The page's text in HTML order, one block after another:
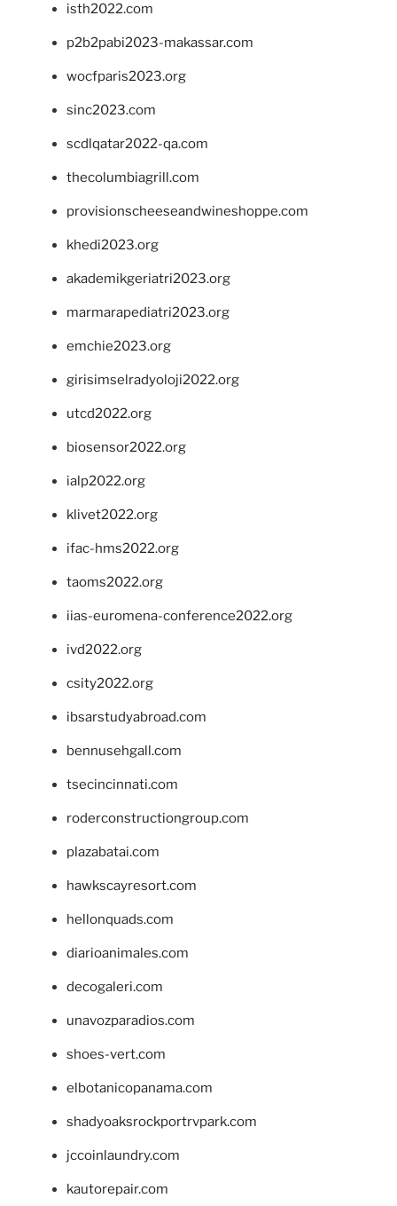
isth2022.com
p2b2pabi2023-makassar.com
wocfparis2023.org
sinc2023.com
scdlqatar2022-qa.com
thecolumbiagrill.com
provisionscheeseandwineshoppe.com
khedi2023.org
akademikgeriatri2023.org
marmarapediatri2023.org
emchie2023.org
girisimselradyoloji2022.org
utcd2022.org
biosensor2022.org
ialp2022.org
klivet2022.org
ifac-hms2022.org
taoms2022.org
iias-euromena-conference2022.org
ivd2022.org
csity2022.org
ibsarstudyabroad.com
bennusehgall.com
tsecincinnati.com
roderconstructiongroup.com
plazabatai.com
hawkscayresort.com
hellonquads.com
diarioanimales.com
decogaleri.com
unavozparadios.com
shoes-vert.com
elbotanicopanama.com
shadyoaksrockportrvpark.com
jccoinlaundry.com
kautorepair.com